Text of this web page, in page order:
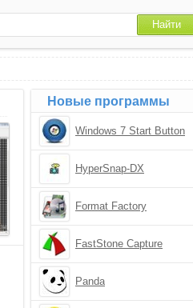
Новые программы
Windows 7 Start Button
HyperSnap-DX
Format Factory
FastStone Capture
Panda